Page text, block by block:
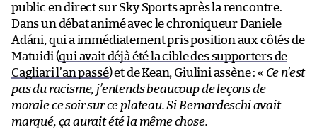
public en direct sur Sky Sports après la rencontre.
Dans un débat animé avec le chroniqueur Daniele
Adáni, qui a immédiatement pris position aux côtés de
Matuidi (qui avait déjà été la cible des supporters de
Cagliari l’an passé) et de Kean, Giulini assène : « Ce n’est
pas du racisme, j’entends beaucoup de leçons de
morale ce soir sur ce plateau. Si Bernardeschi avait
marqué, ça aurait été la même chose.